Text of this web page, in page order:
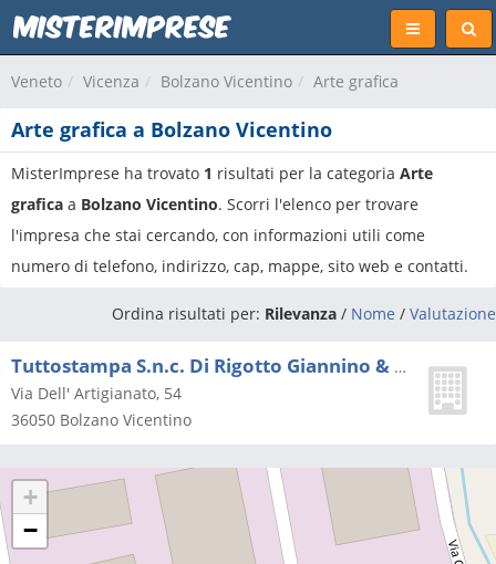
Veneto Vicenza Bolzano Vicentino Arte grafica
Arte grafica a Bolzano Vicentino
MisterImprese ha trovato 1 risultati per la categoria Arte
grafica a Bolzano Vicentino. Scorri l'elenco per trovare
l'impresa che stai cercando, con informazioni utili come
numero di telefono, indirizzo, cap, mappe, sito web e contatti.
Ordina risultati per: Rilevanza / Nome / Valutazione
Tuttostampa S.n.c. Di Rigotto Giannino & C.
Via Dell' Artigianato, 54
36050 Bolzano Vicentino
+
−